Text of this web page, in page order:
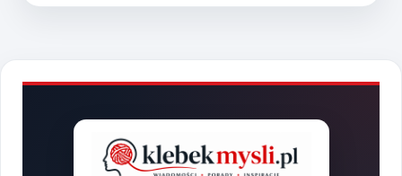
OBRAZAMI